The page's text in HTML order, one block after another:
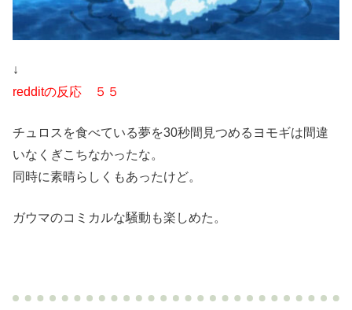
↓
redditの反応 ５５
チュロスを食べている夢を30秒間見つめるヨモギは間違
いなくぎこちなかったな。
同時に素晴らしくもあったけど。
ガウマのコミカルな騒動も楽しめた。